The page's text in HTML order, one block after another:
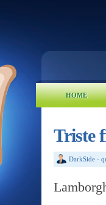
HOME
Triste
DarkSide -